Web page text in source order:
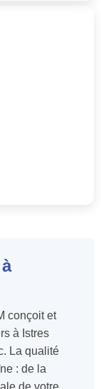
conçoit et
à Istres
La qualité
: de la
de votre